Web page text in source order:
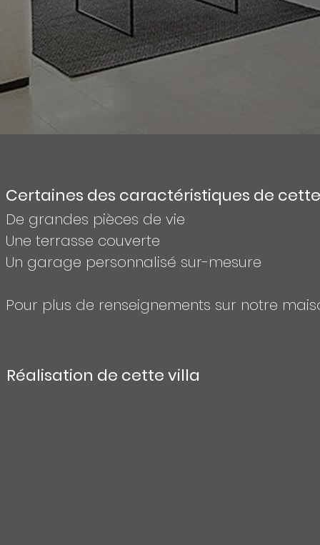
Certaines des caractéristiques de
De grandes pièces de vie
Une terrasse couverte
Un garage personnalisé sur-mesure
Pour plus de renseignements sur notre
Réalisation de cette villa